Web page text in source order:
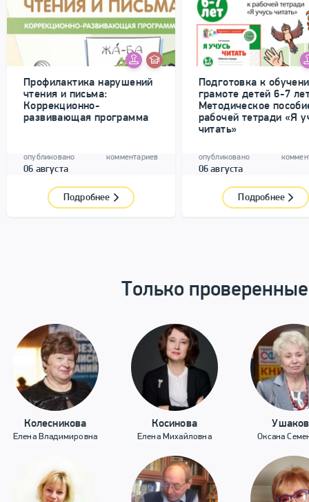
Профилактика нарушений
чтения и письма:
Коррекционно-
развивающая программа
опубликовано
06 августа
комментариев
Подробнее
Подготовка к
грамоте детей 6-7
Методическое
рабочей тетради «Я
читать»
опубликовано
06 августа
Подробнее
Только
Колесникова
Елена Владимировна
Косинова
Елена Михайловна Оксана